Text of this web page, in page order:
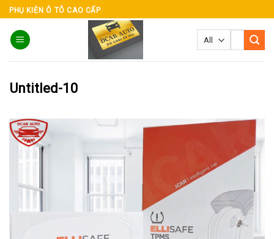
Skip
to
content
PHỤ KIỆN Ô TÔ CAO CẤP
Untitled-10